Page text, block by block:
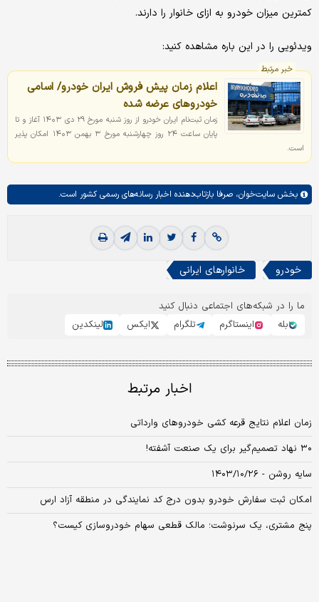
کمترین میزان خودرو به ازای خانوار را دارند.
ویدئویی را در این باره مشاهده کنید:
خبر مرتبط
اعلام زمان پیش فروش ایران خودرو/ اسامی
خودروهای عرضه شده
زمان ثبت‌نام ایران خودرو از روز شنبه مورخ ۲۹ دی ۱۴۰۳ آغاز و تا
پایان ساعت ۲۴ روز چهارشنبه مورخ ۳ بهمن ۱۴۰۳ امکان پذیر
است.
بخش سایت‌خوان، صرفا بازتاب‌دهنده اخبار رسانه‌های رسمی کشور است.
خودرو خانوارهای ایرانی
ما را در شبکه‌های اجتماعی دنبال کنید
بله
اینستاگرم تلگرام ایکس لینکدین
اخبار مرتبط
زمان اعلام نتایج قرعه کشی خودروهای وارداتی
۳۰ نهاد تصمیم‌گیر برای یک صنعت آشفته!
سایه روشن - ۱۴۰۳/۱۰/۲۶
امکان ثبت سفارش خودرو بدون درج کد نمایندگی در منطقه آزاد ارس
پنج مشتری، یک سرنوشت؛ مالک قطعی سهام خودروسازی کیست؟